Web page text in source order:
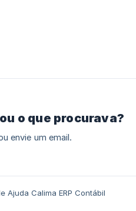
o que procurava?
envie um email.